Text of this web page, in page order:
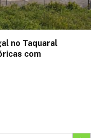
no Taquaral
com
SEARCH BUTTON